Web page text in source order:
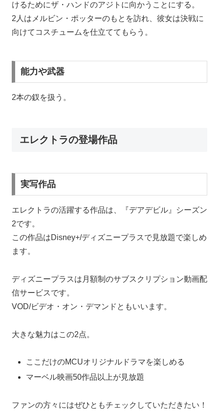
けるためにザ・ハンドのアジトに向かうことにする。
2人はメルビン・ポッターのもとを訪れ、彼女は決戦に
向けてコスチュームを仕立ててもらう。
能力や武器
2本の釵を扱う。
エレクトラの登場作品
実写作品
エレクトラの活躍する作品は、『デアデビル』シーズン
2です。
この作品はDisney+/ディズニープラスで見放題で楽しめ
ます。
ディズニープラスは月額制のサブスクリプション動画配
信サービスです。
VOD/ビデオ・オン・デマンドともいいます。
大きな魅力はこの2点。
ここだけのMCUオリジナルドラマを楽しめる
マーベル映画50作品以上が見放題
ファンの方々にはぜひともチェックしていただきたい！